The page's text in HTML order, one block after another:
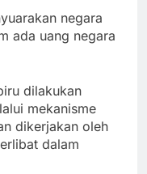
negara
ada uang negara
dilakukan
mekanisme
dikerjakan oleh
dalam